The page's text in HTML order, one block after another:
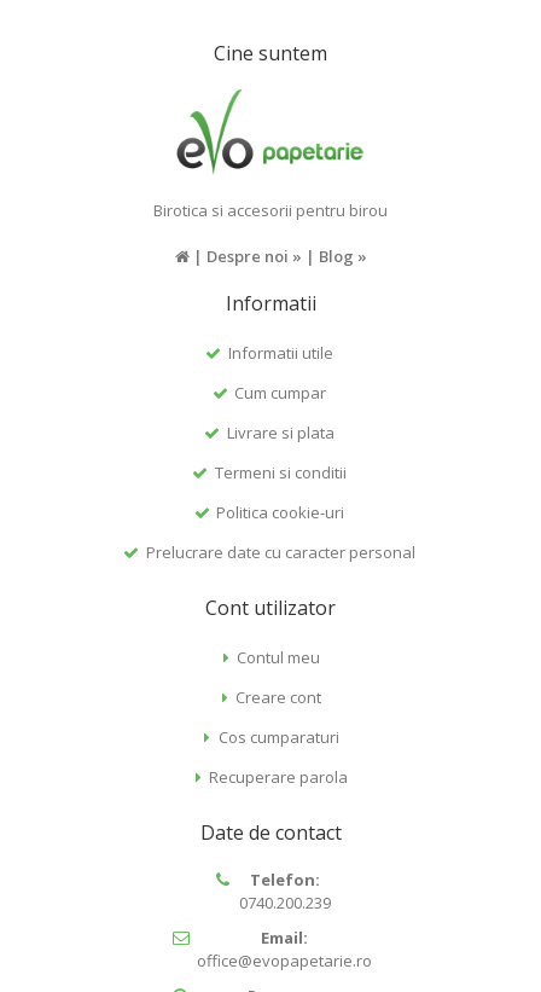
Cine suntem
Birotica si accesorii pentru birou
| Despre noi » | Blog »
Informatii
Informatii utile
Cum cumpar
Livrare si plata
Termeni si conditii
Politica cookie-uri
Prelucrare date cu caracter personal
Cont utilizator
Contul meu
Creare cont
Cos cumparaturi
Recuperare parola
Date de contact
Telefon:
0740.200.239
Email:
office@evopapetarie.ro